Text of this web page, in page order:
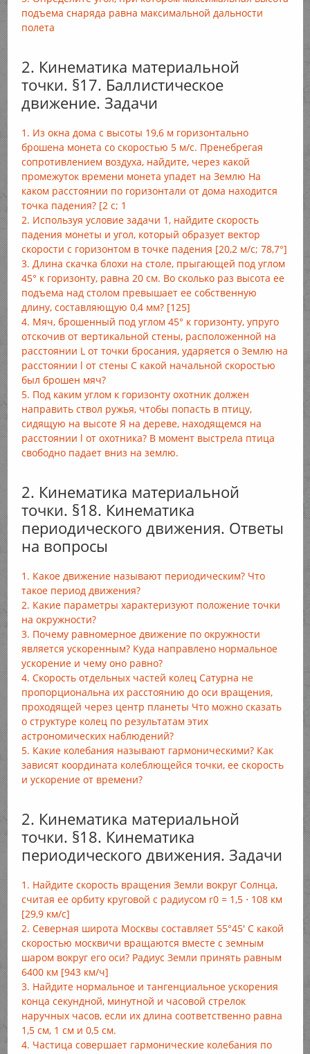
подъема снаряда равна максимальной дальности
полета
2. Кинематика материальной
точки. §17. Баллистическое
движение. Задачи
1. Из окна дома с высоты 19,6 м горизонтально
брошена монета со скоростью 5 м/с. Пренебрегая
сопротивлением воздуха, найдите, через какой
промежуток времени монета упадет на Землю На
каком расстоянии по горизонтали от дома находится
точка падения? [2 с; 1
2. Используя условие задачи 1, найдите скорость
падения монеты и угол, который образует вектор
скорости с горизонтом в точке падения [20,2 м/с; 78,7°]
3. Длина скачка блохи на столе, прыгающей под углом
45° к горизонту, равна 20 см. Во сколько раз высота ее
подъема над столом превышает ее собственную
длину, составляющую 0,4 мм? [125]
4. Мяч, брошенный под углом 45° к горизонту, упруго
отскочив от вертикальной стены, расположенной на
расстоянии L от точки бросания, ударяется о Землю на
расстоянии l от стены С какой начальной скоростью
был брошен мяч?
5. Под каким углом к горизонту охотник должен
направить ствол ружья, чтобы попасть в птицу,
сидящую на высоте Я на дереве, находящемся на
расстоянии l от охотника? В момент выстрела птица
свободно падает вниз на землю.
2. Кинематика материальной
точки. §18. Кинематика
периодического движения. Ответы
на вопросы
1. Какое движение называют периодическим? Что
такое период движения?
2. Какие параметры характеризуют положение точки
на окружности?
3. Почему равномерное движение по окружности
является ускоренным? Куда направлено нормальное
ускорение и чему оно равно?
4. Скорость отдельных частей колец Сатурна не
пропорциональна их расстоянию до оси вращения,
проходящей через центр планеты Что можно сказать
о структуре колец по результатам этих
астрономических наблюдений?
5. Какие колебания называют гармоническими? Как
зависят координата колеблющейся точки, ее скорость
и ускорение от времени?
2. Кинематика материальной
точки. §18. Кинематика
периодического движения. Задачи
1. Найдите скорость вращения Земли вокруг Солнца,
считая ее орбиту круговой с радиусом r0 = 1,5 ⋅ 108 км
[29,9 км/с]
2. Северная широта Москвы составляет 55°45' С какой
скоростью москвичи вращаются вместе с земным
шаром вокруг его оси? Радиус Земли принять равным
6400 км [943 км/ч]
3. Найдите нормальное и тангенциальное ускорения
конца секундной, минутной и часовой стрелок
наручных часов, если их длина соответственно равна
1,5 см, 1 см и 0,5 см.
4. Частица совершает гармонические колебания по